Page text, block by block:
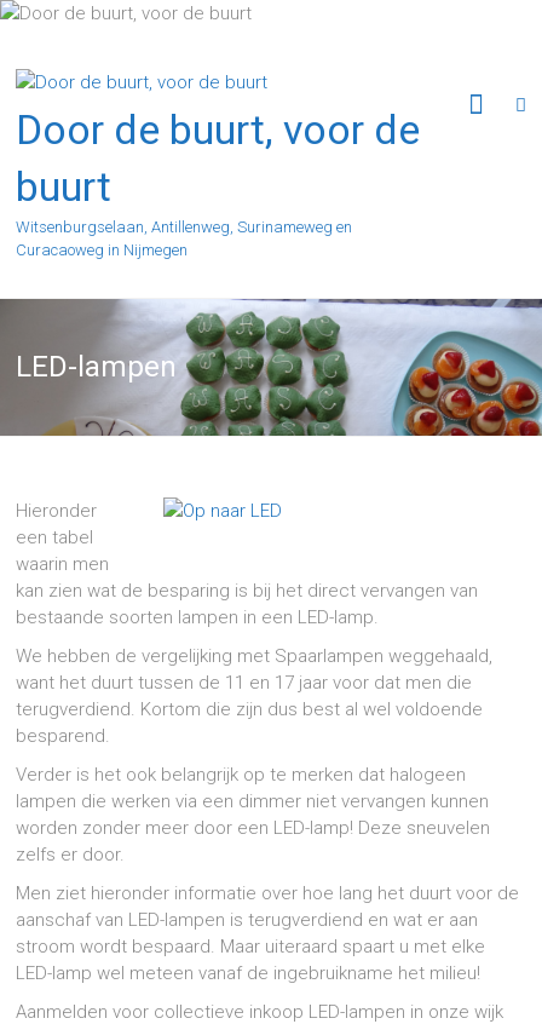
Ga
de
inhoud
Door de buurt, voor de
buurt
Witsenburgselaan, Antillenweg, Surinameweg en
Curacaoweg in Nijmegen
LED-lampen
Hieronder
een tabel
waarin men
kan zien wat de besparing is bij het direct vervangen van
bestaande soorten lampen in een LED-lamp.
We hebben de vergelijking met Spaarlampen weggehaald,
want het duurt tussen de 11 en 17 jaar voor dat men die
terugverdiend. Kortom die zijn dus best al wel voldoende
besparend.
Verder is het ook belangrijk op te merken dat halogeen
lampen die werken via een dimmer niet vervangen kunnen
worden zonder meer door een LED-lamp! Deze sneuvelen
zelfs er door.
Men ziet hieronder informatie over hoe lang het duurt voor de
aanschaf van LED-lampen is terugverdiend en wat er aan
stroom wordt bespaard. Maar uiteraard spaart u met elke
LED-lamp wel meteen vanaf de ingebruikname het milieu!
Aanmelden voor collectieve inkoop LED-lampen in onze wijk